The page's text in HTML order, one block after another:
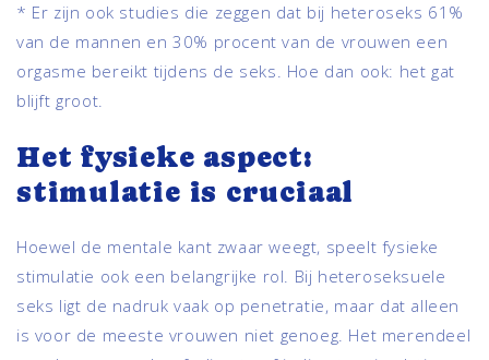
* Er zijn ook studies die zeggen dat bij heteroseks 61%
van de mannen en 30% procent van de vrouwen een
orgasme bereikt tijdens de seks. Hoe dan ook: het gat
blijft groot.
Het fysieke aspect:
stimulatie is cruciaal
Hoewel de mentale kant zwaar weegt, speelt fysieke
stimulatie ook een belangrijke rol. Bij heteroseksuele
seks ligt de nadruk vaak op penetratie, maar dat alleen
is voor de meeste vrouwen niet genoeg. Het merendeel